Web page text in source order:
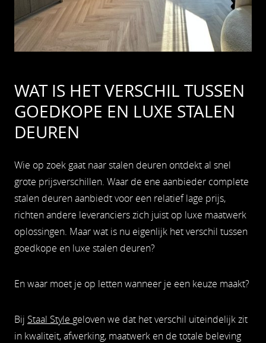
WAT IS HET VERSCHIL TUSSEN
GOEDKOPE EN LUXE STALEN
DEUREN
Wie op zoek gaat naar stalen deuren ontdekt al snel
grote prijsverschillen. Waar de ene aanbieder complete
stalen deuren aanbiedt voor een relatief lage prijs,
richten andere leveranciers zich juist op luxe maatwerk
oplossingen. Maar wat is nu eigenlijk het verschil tussen
goedkope en luxe stalen deuren?
En waar moet je op letten wanneer je een keuze maakt?
Bij Staal Style geloven we dat het verschil uiteindelijk zit
in kwaliteit, afwerking, maatwerk en de totale beleving